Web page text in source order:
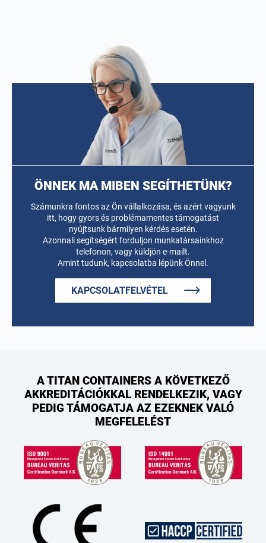
ÖNNEK MA MIBEN SEGÍTHETÜNK?
Számunkra fontos az Ön vállalkozása, és azért vagyunk
itt, hogy gyors és problémamentes támogatást
nyújtsunk bármilyen kérdés esetén.
Azonnali segítségért forduljon munkatársainkhoz
telefonon, vagy küldjön e-mailt.
Amint tudunk, kapcsolatba lépünk Önnel.
KAPCSOLATFELVÉTEL
A TITAN CONTAINERS A KÖVETKEZŐ
AKKREDITÁCIÓKKAL RENDELKEZIK, VAGY
PEDIG TÁMOGATJA AZ EZEKNEK VALÓ
MEGFELELÉST